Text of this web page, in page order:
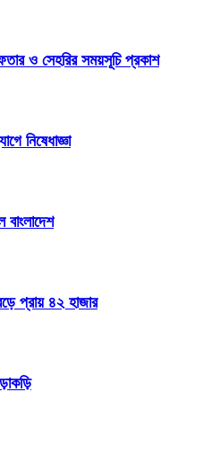
ও সেহরির সময়সূচি প্রকাশ
নিষেধাজ্ঞা
প্রায় ৪২ হাজার